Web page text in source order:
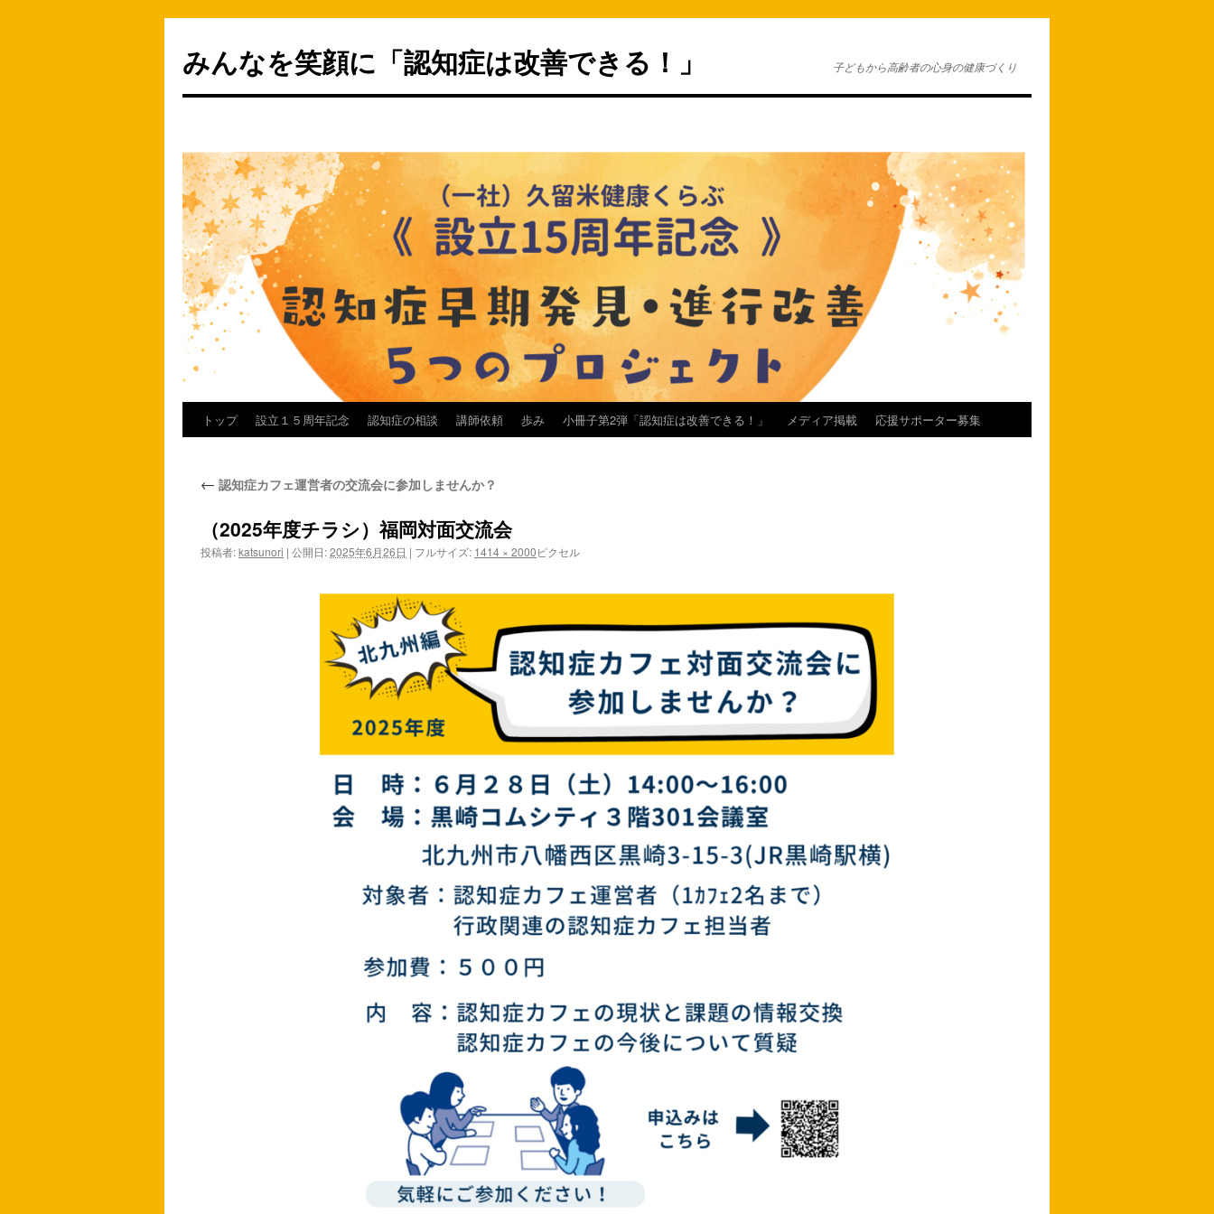
みんなを笑顔に「認知症は改善できる！」 子どもから高齢者の心身の健康づくり
テ
ツ
トップ 設立１５周年記念 認知症の相談 講師依頼 歩み 小冊子第2弾「認知症は改善できる！」 メディア掲載 応援サポーター募集
← 認知症カフェ運営者の交流会に参加しませんか？
（2025年度チラシ）福岡対面交流会
投稿者:katsunori | 公開日:2025年6月26日 | フルサイズ: 1414 × 2000ピクセル